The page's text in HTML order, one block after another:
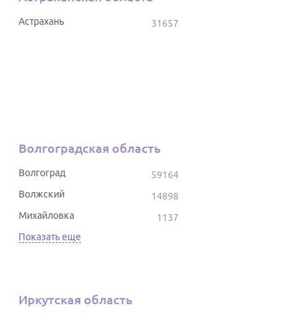
31657
Астрахань
Волгоградская область
59164
Волгоград
14898
Волжский
1137
Михайловка
Показать еще
Иркутская область